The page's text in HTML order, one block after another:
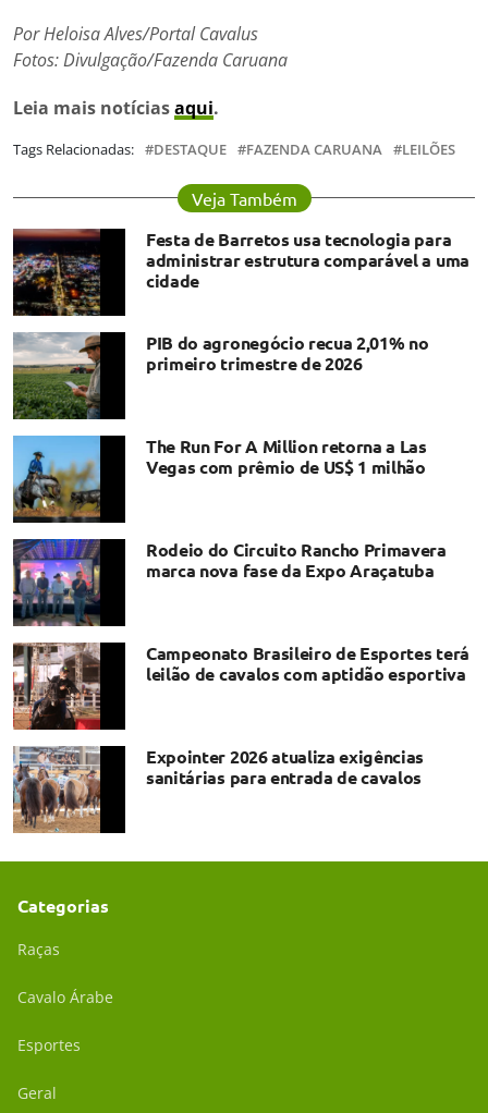
Por Heloisa Alves/Portal Cavalus
Fotos: Divulgação/Fazenda Caruana
Leia mais notíciasaqui.
Tags Relacionadas: DESTAQUE FAZENDA CARUANA LEILÕES
Veja Também
Festa de Barretos usa tecnologia para
administrar estrutura comparável a uma
cidade
PIB do agronegócio recua 2,01% no
primeiro trimestre de 2026
The Run For A Million retorna a Las
Vegas com prêmio de US$ 1 milhão
Rodeio do Circuito Rancho Primavera
marca nova fase da Expo Araçatuba
Campeonato Brasileiro de Esportes terá
leilão de cavalos com aptidão esportiva
Expointer 2026 atualiza exigências
sanitárias para entrada de cavalos
Categorias
Raças
Cavalo Árabe
Esportes
Geral